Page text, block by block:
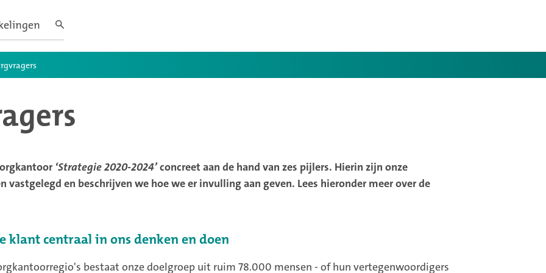
‘Strategie 2020-2024’concreet aan de hand van zes pijlers. Hierin zijn onze
vastgelegd en beschrijven we hoe we er invulling aan geven. Lees hieronder meer over de
klant centraal in ons denken en doen
bestaat onze doelgroep uit ruim 78.000 mensen - of hun vertegenwoordigers